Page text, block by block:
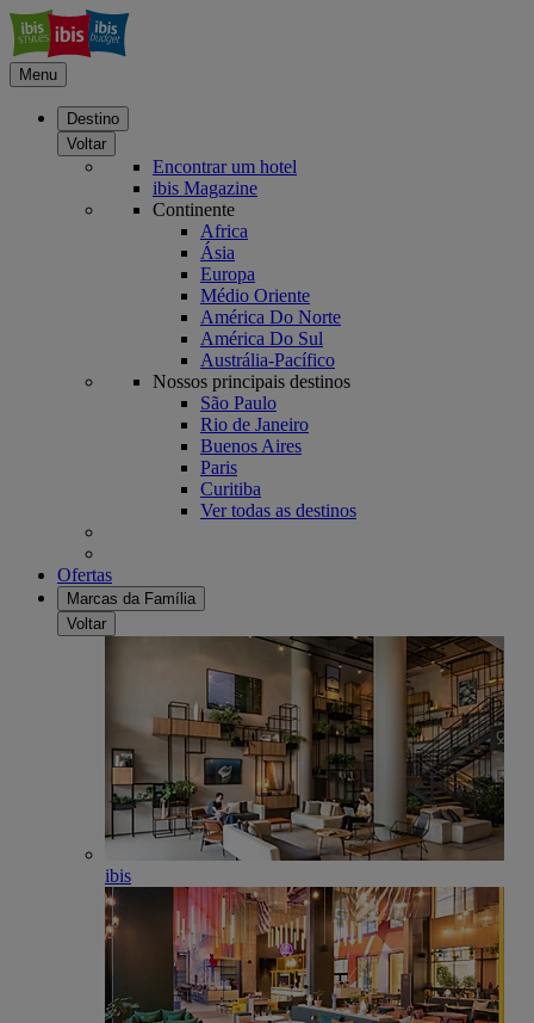
Menu
Destino
Voltar
Encontrar um hotel
ibis Magazine
Continente
Africa
Ásia
Europa
Médio Oriente
América Do Norte
América Do Sul
Austrália-Pacífico
Nossos principais destinos
São Paulo
Rio de Janeiro
Buenos Aires
Paris
Curitiba
Ver todas as destinos
Ofertas
Marcas da Família
Voltar
ibis